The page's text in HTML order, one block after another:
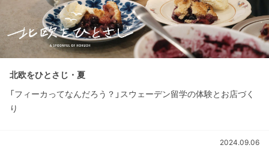
北欧をひとさじ・夏
「フィーカってなんだろう？」スウェーデン留学の体験とお店づく
り
2024.09.06